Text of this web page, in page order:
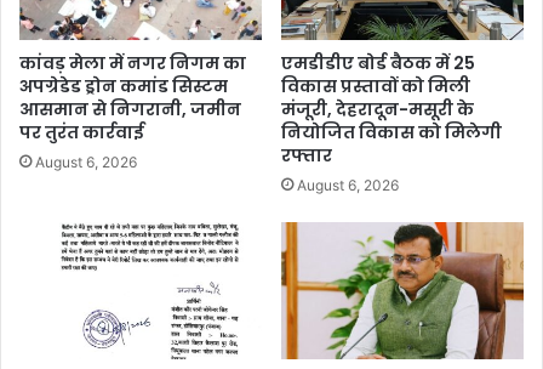
कांवड़ मेला में नगर निगम का
अपग्रेडेड ड्रोन कमांड सिस्टम
आसमान से निगरानी, जमीन
पर तुरंत कार्रवाई
August 6, 2026
एमडीडीए बोर्ड बैठक में 25
विकास प्रस्तावों को मिली
मंजूरी, देहरादून-मसूरी के
नियोजित विकास को मिलेगी
रफ्तार
August 6, 2026